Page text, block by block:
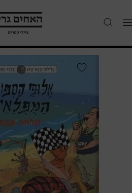
Navigation
האחים
גרין
ספרים
הספורט